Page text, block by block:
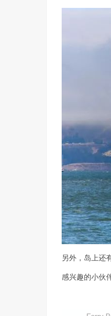
15
20
21
22
23
另外，岛上还
感兴趣的小伙